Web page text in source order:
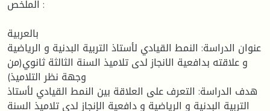
الملخص :
بالعربية
عنوان الدراسة: النمط القيادي لأستاذ التربية البدنية و الرياضية
و علاقته بدافعية الانجاز لدى تلاميذ السنة الثالثة ثانوي(من
وجهة نظر التلاميذ)
هدف الدراسة: التعرف على العلاقة بين النمط القيادي لأستاذ
التربية البدنية و الرياضية و دافعية الإنجاز لدى تلاميذ السنة